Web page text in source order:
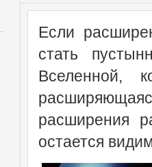
Если
стать
Вселенной,
расширения
остается